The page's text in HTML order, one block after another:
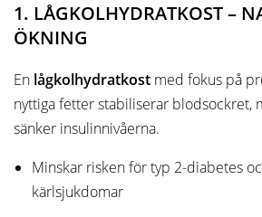
1. LÅGKOLHYDRATKOST –
ÖKNING
En lågkolhydratkost med fokus på
nyttiga fetter stabiliserar blodsockret,
sänker insulinnivåerna.
Minskar risken för typ 2-diabetes
kärlsjukdomar